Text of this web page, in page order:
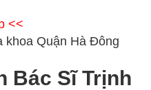
<<
khoa Quận Hà Đông
Bác Sĩ Trịnh